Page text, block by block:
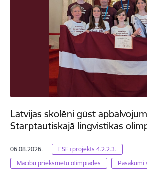
Latvijas skolēni gūst
Starptautiskajā lingvistikas
06.08.2026.
ESF+projekts 4.2.2.3.
Mācību priekšmetu olimpiādes
Pasākumi